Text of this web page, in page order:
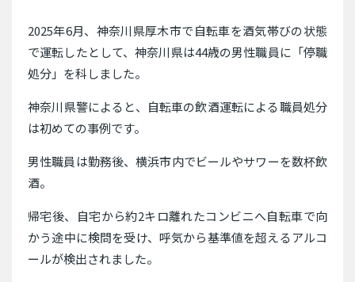
2025年6月、神奈川県厚木市で自転車を酒気帯びの状態
で運転したとして、神奈川県は44歳の男性職員に「停職
処分」を科しました。
神奈川県警によると、自転車の飲酒運転による職員処分
は初めての事例です。
男性職員は勤務後、横浜市内でビールやサワーを数杯飲
酒。
帰宅後、自宅から約2キロ離れたコンビニへ自転車で向
かう途中に検問を受け、呼気から基準値を超えるアルコ
ールが検出されました。